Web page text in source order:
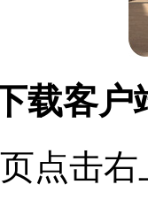
载客
点击